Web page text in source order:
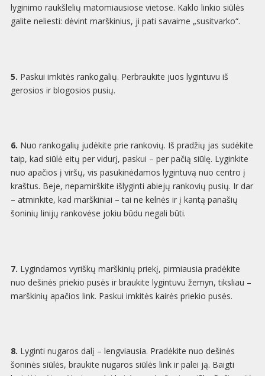
lyginimo raukšlelių matomiausiose vietose. Kaklo linkio siūlės
galite neliesti: dėvint marškinius, ji pati savaime „susitvarko“.
5. Paskui imkitės rankogalių. Perbraukite juos lygintuvu iš
gerosios ir blogosios pusių.
6. Nuo rankogalių judėkite prie rankovių. Iš pradžių jas sudėkite
taip, kad siūlė eitų per vidurį, paskui – per pačią siūlę. Lyginkite
nuo apačios į viršų, vis pasukinėdamos lygintuvą nuo centro į
kraštus. Beje, nepamirškite išlyginti abiejų rankovių pusių. Ir dar
– atminkite, kad marškiniai – tai ne kelnės ir į kantą panašių
šoninių linijų rankovėse jokiu būdu negali būti.
7. Lygindamos vyriškų marškinių priekį, pirmiausia pradėkite
nuo dešinės priekio pusės ir braukite lygintuvu žemyn, tiksliau –
marškinių apačios link. Paskui imkitės kairės priekio pusės.
8. Lyginti nugaros dalį – lengviausia. Pradėkite nuo dešinės
šoninės siūlės, braukite nugaros siūlės link ir palei ją. Baigti